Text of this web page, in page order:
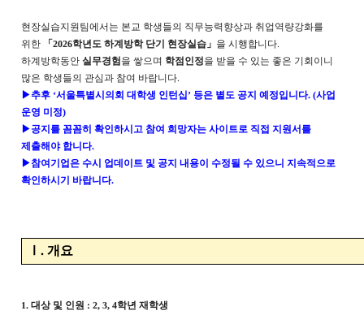
현장실습지원팀에서는 본교 학생들의 직무능력향상과 취업역량강화를
위한
「2026학년도 하계방학 단기 현장실습」 을 시행합니다.
하계방학동안실무경험을 쌓으며 학점인정을 받을 수 있는 좋은 기회이니
많은 학생들의 관심과 참여 바랍니다.
▶추후 ‘서울특별시의회 대학생 인턴십’등은 별도 공지 예정입니다. (사업
운영 미정)
▶공지를 꼼꼼히 확인하시고 참여 희망자는 사이트로 직접 지원서를
제출해야 합니다.
▶참여기업은 수시 업데이트 및 공지 내용이 수정될 수 있으니 지속적으로
확인하시기 바랍니다.
. 개요
1.대상 및 인원 : 2, 3, 4학년 재학생